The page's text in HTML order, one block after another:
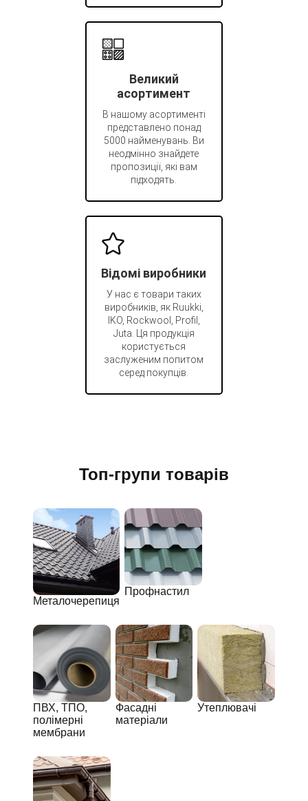
Великий
асортимент
В нашому асортименті
представлено понад
5000 найменувань. Ви
неодмінно знайдете
пропозиції, які вам
підходять.
Відомі виробники
У нас є товари таких
виробників, як Ruukki,
IKO, Rockwool, Profil,
Juta. Ця продукція
користується
заслуженим попитом
серед покупців.
Топ-групи товарів
Металочерепиця
Профнастил
ПВХ, ТПО,
полімерні
мембрани
Фасадні
матеріали
Утеплювачі